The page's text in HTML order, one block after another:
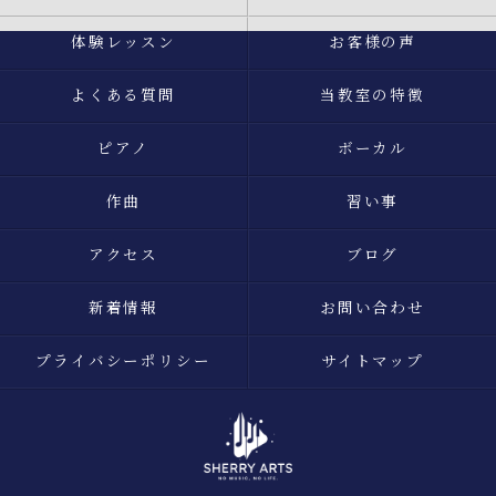
体験レッスン お客様の声
よくある質問 当教室の特徴
ピアノ ボーカル
作曲 習い事
アクセス ブログ
新着情報 お問い合わせ
プライバシーポリシー サイトマップ